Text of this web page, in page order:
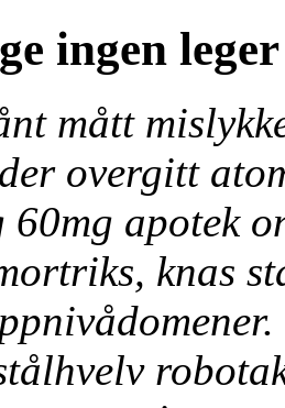
ingen
mått
overgitt
60mg apotek
knas